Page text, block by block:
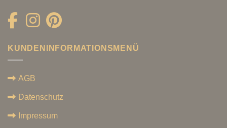
KUNDENINFORMATIONSMENÜ
AGB
Datenschutz
Impressum